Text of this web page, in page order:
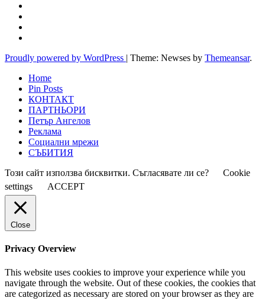
Proudly powered by WordPress | Theme: Newses by Themeansar.
Home
Pin Posts
КОНТАКТ
ПАРТНЬОРИ
Петър Ангелов
Реклама
Социални мрежи
СЪБИТИЯ
Този сайт използва бисквитки. Съгласявате ли се?
Cookie
settings
ACCEPT
Close
Privacy Overview
This website uses cookies to improve your experience while you
navigate through the website. Out of these cookies, the cookies that
are categorized as necessary are stored on your browser as they are